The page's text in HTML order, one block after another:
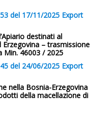
del 17/11/2025 Export
destinati al
– trasmissione
Min. 46003 / 2025
del 24/06/2025 Export
nella Bosnia-Erzegovina
della macellazione di